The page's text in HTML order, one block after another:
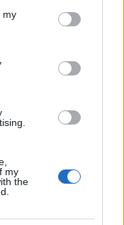
You may click to
third-party tags to
in below Google
my
my
the
σημαντικές